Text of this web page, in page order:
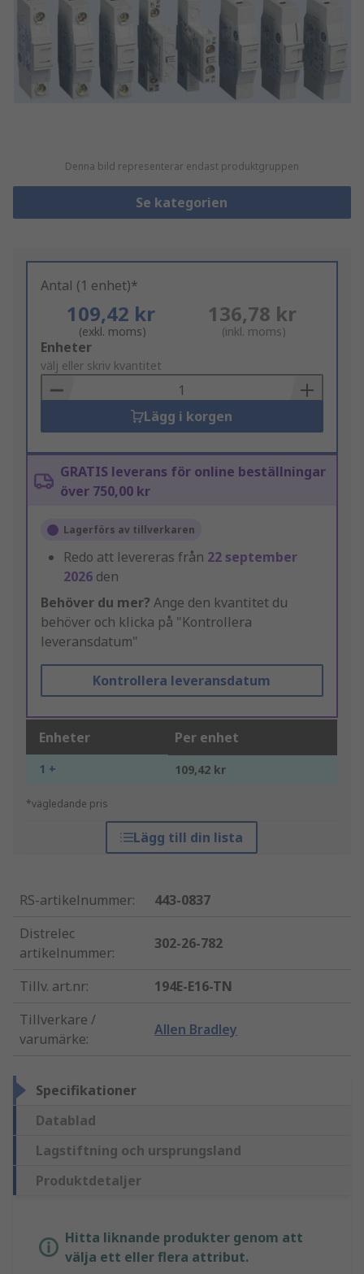
Denna bild representerar endast produktgruppen
Se kategorien
Antal (1 enhet)*
109,42 kr
(exkl. moms)
136,78 kr
(inkl. moms)
Add
to
Basket
Enheter
välj eller skriv kvantitet
Lägg i korgen
GRATIS leverans för online beställningar
över 750,00 kr
Lagerförs av tillverkaren
Redo att levereras från 22 september
2026 den
Behöver du mer? Ange den kvantitet du
behöver och klicka på "Kontrollera
leveransdatum"
Kontrollera leveransdatum
Enheter Per enhet
1 + 109,42 kr
*vägledande pris
Lägg till din lista
RS-artikelnummer:
443-0837
Distrelec
artikelnummer:
302-26-782
Tillv. art.nr:
194E-E16-TN
Tillverkare /
varumärke:
Allen Bradley
Specifikationer
Datablad
Lagstiftning och ursprungsland
Produktdetaljer
Hitta liknande produkter genom att
välja ett eller flera attribut.